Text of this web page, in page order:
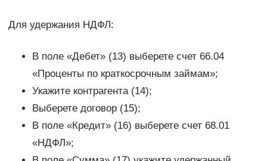
Для удержания НДФЛ:
В поле «Дебет» (13) выберете счет 66.04
«Проценты по краткосрочным займам»;
Укажите контрагента (14);
Выберете договор (15);
В поле «Кредит» (16) выберете счет 68.01
«НДФЛ»;